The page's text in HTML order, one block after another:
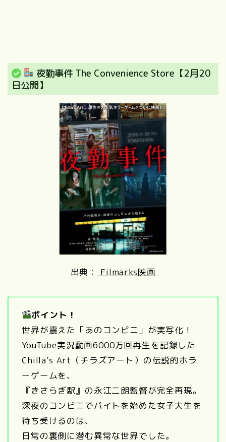
夜勤事件 The Convenience Store【2月20
日公開】
出典： Filmarks映画
ポイント！
世界が震えた「あのコンビニ」が実写化！
YouTube実況動画6000万回再生を記録した
Chilla’s Art（チラズアート）の伝説的ホラ
ーゲームを、
『きさらぎ駅』の永江二朗監督が完全再現。
深夜のコンビニでバイトを始めた女子大生を
待ち受けるのは、
日常の裏側に潜む異常な世界でした。